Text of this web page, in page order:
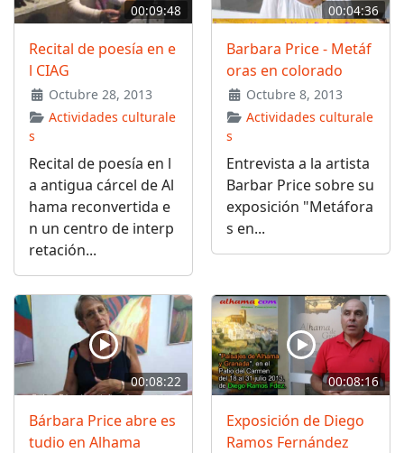
00:09:48
Recital de poesía en e
l CIAG
Octubre 28, 2013
Actividades culturale
s
Recital de poesía en l
a antigua cárcel de Al
hama reconvertida e
n un centro de interp
retación...
00:04:36
Barbara Price - Metáf
oras en colorado
Octubre 8, 2013
Actividades culturale
s
Entrevista a la artista
Barbar Price sobre su
exposición "Metáfora
s en...
00:08:22
Bárbara Price abre es
tudio en Alhama
00:08:16
Exposición de Diego
Ramos Fernández